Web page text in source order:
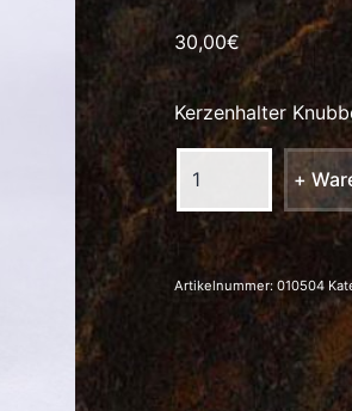
30,00€
Kerzenhalter
Modell
Menge
+
Artikelnummer:010504